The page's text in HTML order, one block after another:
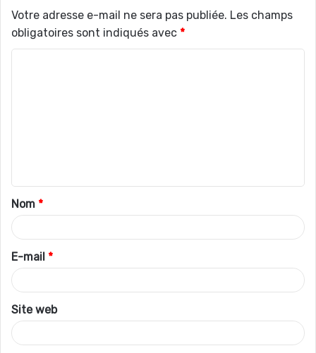
Votre adresse e-mail ne sera pas publiée. Les champs
obligatoires sont indiqués avec *
t
a
i
r
e
*
Nom *
E-mail *
Site web